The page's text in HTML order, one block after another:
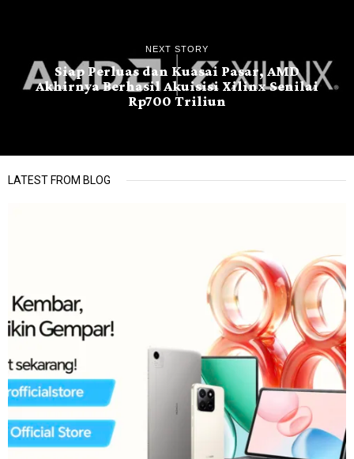
NEXT STORY
Siap Perluas dan Kuasai Pasar, AMD
Akhirnya Berhasil Akuisisi Xilinx Senilai
Rp700 Triliun
LATEST FROM BLOG